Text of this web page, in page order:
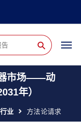
⚲
器市场——动
年）
业 方法论请求